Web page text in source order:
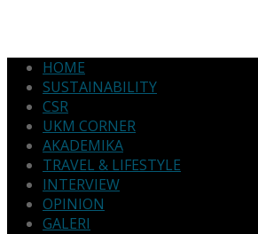
HOME
SUSTAINABILITY
CSR
UKM CORNER
AKADEMIKA
TRAVEL & LIFESTYLE
INTERVIEW
OPINION
GALERI